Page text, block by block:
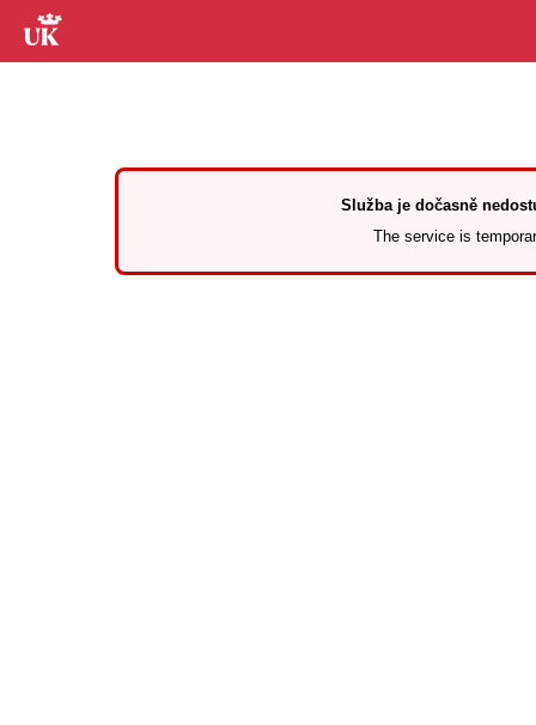
Služba je dočasně
The service is